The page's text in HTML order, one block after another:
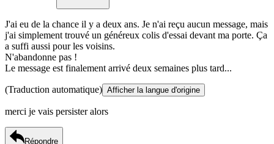
J'ai eu de la chance il y a deux ans. Je n'ai reçu aucun message, mais
j'ai simplement trouvé un généreux colis d'essai devant ma porte. Ça
a suffi aussi pour les voisins.
N'abandonne pas !
Le message est finalement arrivé deux semaines plus tard...
(Traduction automatique) Afficher la langue d'origine
merci je vais persister alors
Répondre